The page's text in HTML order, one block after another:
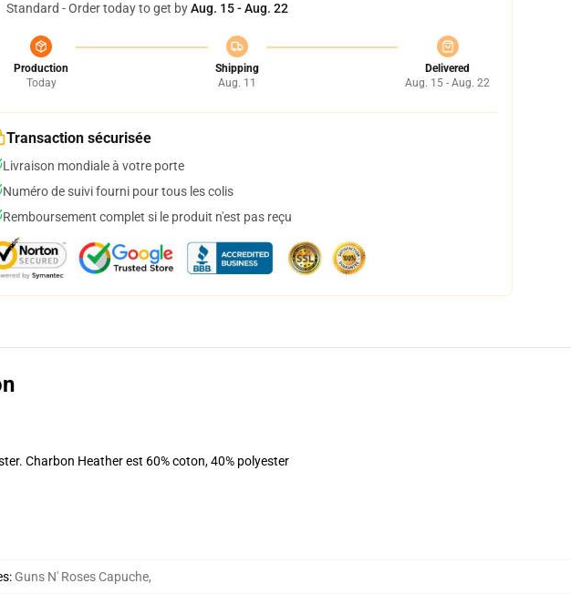
Standard - Order today to get byAug. 15 - Aug. 22
Production
Today
Shipping
Aug. 11
Delivered
Aug. 15 - Aug. 22
Transaction sécurisée
Livraison mondiale à votre porte
Numéro de suivi fourni pour tous les colis
Remboursement complet si le produit n'est pas reçu
Charbon Heather est 60% coton, 40% polyester
: Guns N' Roses Capuche,